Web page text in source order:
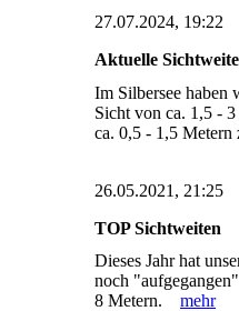
27.07.2024, 19:22
Aktuelle
Im Silbersee haben
Sicht von ca. 1,5 -
ca. 0,5 - 1,5
26.05.2021, 21:25
TOP Sichtweiten
Dieses Jahr hat
noch
8 Metern. mehr